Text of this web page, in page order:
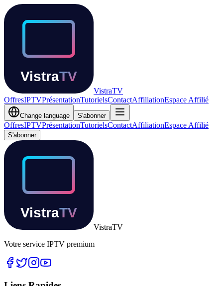
VistraTV
OffresIPTVPrésentationTutorielsContactAffiliationEspace Affilié
Change language S'abonner
OffresIPTVPrésentationTutorielsContactAffiliationEspace Affilié
S'abonner
VistraTV
Votre service IPTV premium